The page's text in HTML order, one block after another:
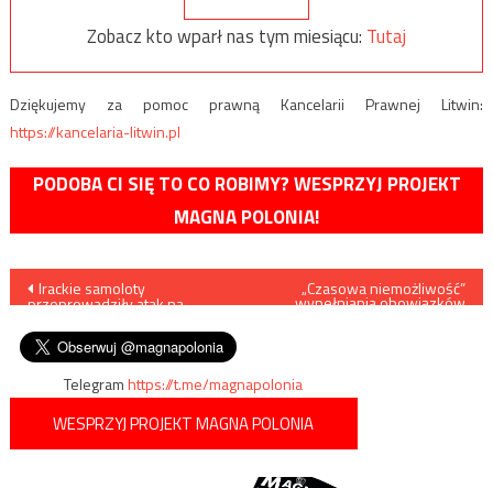
Zobacz kto wparł nas tym miesiącu: Tutaj
Dziękujemy za pomoc prawną Kancelarii Prawnej Litwin:
https://kancelaria-litwin.pl
PODOBA CI SIĘ TO CO ROBIMY? WESPRZYJ PROJEKT
MAGNA POLONIA!
Nawigacja
wpisu
Irackie samoloty
przeprowadziły atak na
„Czasowa niemożliwość”
wypełniania obowiązków
Telegramhttps://t.me/magnapolonia
WESPRZYJ PROJEKT MAGNA POLONIA